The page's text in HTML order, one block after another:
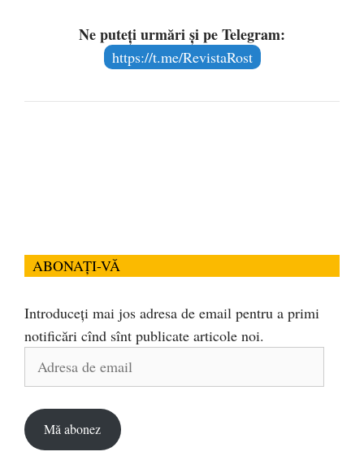
Ne puteți urmări și pe Telegram:
https://t.me/RevistaRost
ABONAȚI-VĂ
Introduceți mai jos adresa de email pentru a primi
notificări cînd sînt publicate articole noi.
Adresa
Mă abonez